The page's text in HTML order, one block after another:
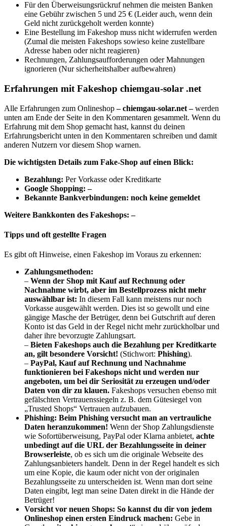
Für den Überweisungsrückruf nehmen die meisten Banken
eine Gebühr zwischen 5 und 25 € (Leider auch, wenn dein
Geld nicht zurückgeholt werden konnte)
Eine Bestellung im Fakeshop muss nicht widerrufen werden
(Zumal die meisten Fakeshops sowieso keine zustellbare
Adresse haben oder nicht reagieren)
Rechnungen, Zahlungsaufforderungen oder Mahnungen
ignorieren (Nur sicherheitshalber aufbewahren)
Erfahrungen mit Fakeshop chiemgau-solar .net
Alle Erfahrungen zum Onlineshop– chiemgau-solar.net –werden
unten am Ende der Seite in den Kommentaren gesammelt. Wenn du
Erfahrung mit dem Shop gemacht hast, kannst du deinen
Erfahrungsbericht unten in den Kommentaren schreiben und damit
anderen Nutzern vor diesem Shop warnen.
Die wichtigsten Details zum Fake-Shop auf einen Blick:
Bezahlung: Per Vorkasse oder Kreditkarte
Google Shopping: –
Bekannte Bankverbindungen: noch keine gemeldet
Weitere Bankkonten des Fakeshops: –
Tipps und oft gestellte Fragen
Es gibt oft Hinweise, einen Fakeshop im Voraus zu erkennen:
Zahlungsmethoden:
– Wenn der Shop mit Kauf auf Rechnung oder
Nachnahme wirbt, aber im Bestellprozess nicht mehr
auswählbar ist: In diesem Fall kann meistens nur noch
Vorkasse ausgewählt werden. Dies ist so gewollt und eine
gängige Masche der Betrüger, denn bei Gutschrift auf deren
Konto ist das Geld in der Regel nicht mehr zurückholbar und
daher ihre bevorzugte Zahlungsart.
– Bieten Fakeshops auch die Bezahlung per Kreditkarte
an, gilt besondere Vorsicht! (Stichwort: Phishing).
– PayPal, Kauf auf Rechnung und Nachnahme
funktionieren bei Fakeshops nicht und werden nur
angeboten, um bei dir Seriosität zu erzeugen und/oder
Daten von dir zu klauen. Fakeshops versuchen ebenso mit
gefälschten Vertrauenssiegeln z. B. dem Gütesiegel von
„Trusted Shops“ Vertrauen aufzubauen.
Phishing: Beim Phishing versucht man an vertrauliche
Daten heranzukommen! Wenn der Shop Zahlungsdienste
wie Sofortüberweisung, PayPal oder Klarna anbietet, achte
unbedingt auf die URL der Bezahlungsseite in deiner
Browserleiste, ob es sich um die originale Webseite des
Zahlungsanbieters handelt. Denn in der Regel handelt es sich
um eine Kopie, die kaum oder nicht von der originalen
Bezahlungsseite zu unterscheiden ist. Wenn man dort seine
Daten eingibt, legt man seine Daten direkt in die Hände der
Betrüger!
Vorsicht vor neuen Shops: So kannst du dir von jedem
Onlineshop einen ersten Eindruck machen: Gebe in